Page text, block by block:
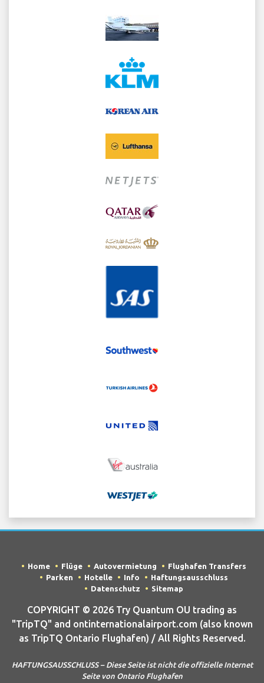
Home Flüge Autovermietung
Flughafen Transfers
Parken
Hotelle Info
Haftungsausschluss
Datenschutz
Sitemap
COPYRIGHT © 2026 Try Quantum OU trading as
"TripTQ" and ontinternationalairport.com (also known
as TripTQ Ontario Flughafen) / All Rights Reserved.
HAFTUNGSAUSSCHLUSS – Diese Seite ist nicht die offizielle Internet
Seite von Ontario Flughafen